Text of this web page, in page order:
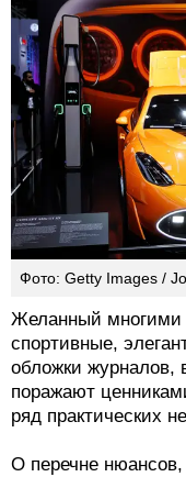
Фото: Getty Images /
Желанный многими
спортивные,
обложки журналов,
поражают
ряд практических
О перечне